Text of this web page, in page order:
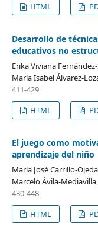
HTML
Desarrollo de
educativos no
Erika Viviana
María Isabel Álvarez-
411-429
HTML
El juego como
aprendizaje del niño
María José Carrillo-
Marcelo Ávila-
430-448
HTML